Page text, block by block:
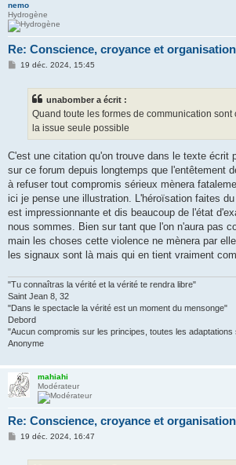
nemo
Hydrogène
Re: Conscience, croyance et
M19 déc. 2024, 15:45
unabomber a écrit :
Quand toute les formes de communication
la issue seule possible
C'est une citation qu'on trouve dans le texte écrit
sur ce forum depuis longtemps que l'entêtement
à refuser tout compromis sérieux mènera
ici je pense une illustration. L'héroïsation faites
est impressionnante et dis beaucoup de l'état
nous sommes. Bien sur tant que l'on n'aura pas
main les choses cette violence ne mènera par
les signaux sont là mais qui en tient vraiment
"Tu connaîtras la vérité et la vérité te rendra libre"
Saint Jean 8, 32
"Dans le spectacle la vérité est un moment du mensonge"
Debord
"Aucun compromis sur les principes, toutes les adaptations
Anonyme
mahiahi
Modérateur
Re: Conscience, croyance et
M19 déc. 2024, 16:47